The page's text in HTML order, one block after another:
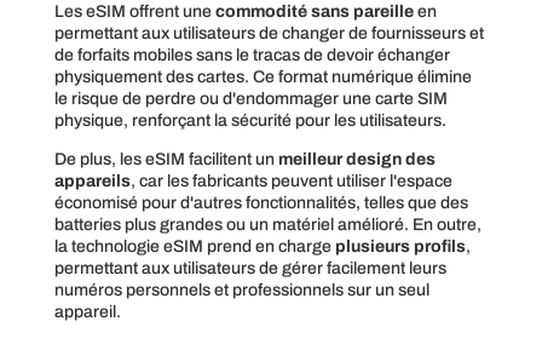
Les eSIM offrent une commodité sans pareilleen
permettant aux utilisateurs de changer de fournisseurs et
de forfaits mobiles sans le tracas de devoir échanger
physiquement des cartes. Ce format numérique élimine
le risque de perdre ou d'endommager une carte SIM
physique, renforçant la sécurité pour les utilisateurs.
De plus, les eSIM facilitent un meilleur design des
appareils, car les fabricants peuvent utiliser l'espace
économisé pour d'autres fonctionnalités, telles que des
batteries plus grandes ou un matériel amélioré. En outre,
la technologie eSIM prend en charge plusieurs profils,
permettant aux utilisateurs de gérer facilement leurs
numéros personnels et professionnels sur un seul
appareil.